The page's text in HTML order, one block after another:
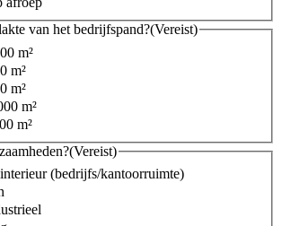
van het bedrijfspand?(Vereist)
m²
m²
m²
m²
m²
(Vereist)
(bedrijfs/kantoorruimte)